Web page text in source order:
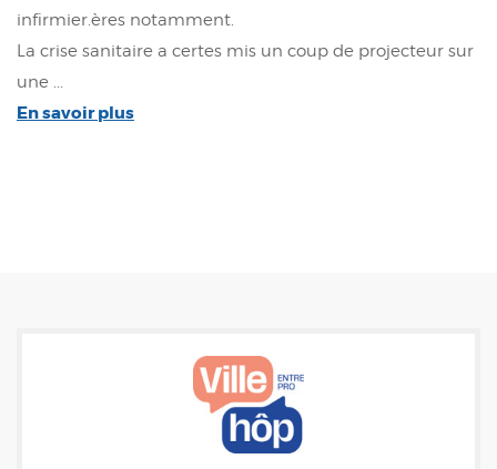
infirmier.ères notamment.
La crise sanitaire a certes mis un coup de projecteur sur
une ...
En savoir plus